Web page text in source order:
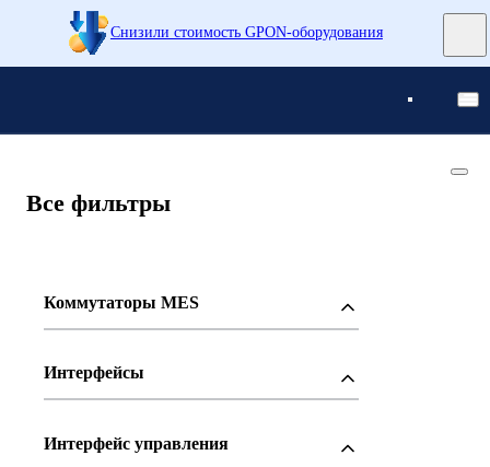
Понятно
Все фильтры
Коммутаторы MES
Интерфейсы
Интерфейс управления
Снизили стоимость GPON-оборудования